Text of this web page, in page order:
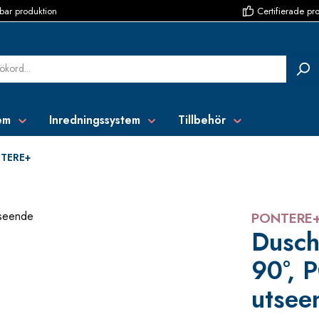
produktion Certifierade
Inredningssystem Tillbehör
90°,